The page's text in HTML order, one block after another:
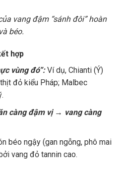
vang đậm “sánh đôi” hoàn
béo.
hợp
vùng đó”:Ví dụ, Chianti (Ý)
đỏ kiểu Pháp; Malbec
càng đậm vị → vang càng
béo ngậy (gan ngỗng, phô mai
vang đỏ tannin cao.